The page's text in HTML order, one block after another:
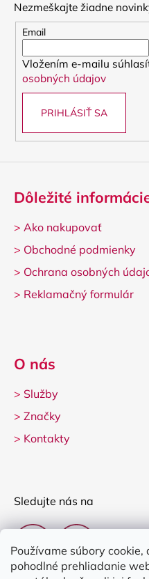
Používame súbory
pohodlné prehliadanie
Nezmeškajte žiadne
Email
Vložením e-mailu
osobných údajov
PRIHLÁSIŤ SA
Dôležité
> Ako nakupovať
> Obchodné podmienky
> Ochrana osobných
> Reklamačný formulár
O nás
> Služby
> Značky
> Kontakty
Sledujte nás na